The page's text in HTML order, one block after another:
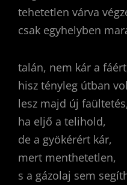
tehetetlen várva
csak egyhelyben
talán, nem kár a
hisz tényleg útban
lesz majd új
ha eljő a telihold,
de a gyökérért kár,
mert menthetetlen,
s a gázolaj sem